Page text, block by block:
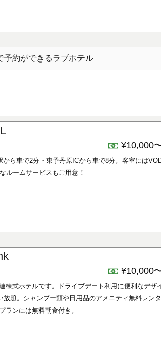
予約ができるラブホテル
¥10,000
から車で2分・東予丹原ICから車で8分。客室には
ルームサービスもご用意！
¥10,000
棟式ホテルです。ドライブデート利用に便利なデザ
放題。シャンプー類や日用品のアメニティ無料レン
ランには無料朝食付き。